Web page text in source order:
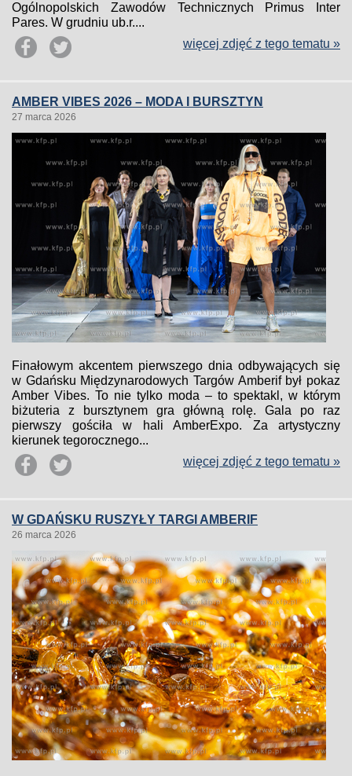
Ogólnopolskich Zawodów Technicznych Primus Inter
Pares. W grudniu ub.r....
więcej zdjęć z tego tematu »
AMBER VIBES 2026 – MODA I BURSZTYN
27 marca 2026
Finałowym akcentem pierwszego dnia odbywających się
w Gdańsku Międzynarodowych Targów Amberif był pokaz
Amber Vibes. To nie tylko moda – to spektakl, w którym
biżuteria z bursztynem gra główną rolę. Gala po raz
pierwszy gościła w hali AmberExpo. Za artystyczny
kierunek tegorocznego...
więcej zdjęć z tego tematu »
W GDAŃSKU RUSZYŁY TARGI AMBERIF
26 marca 2026